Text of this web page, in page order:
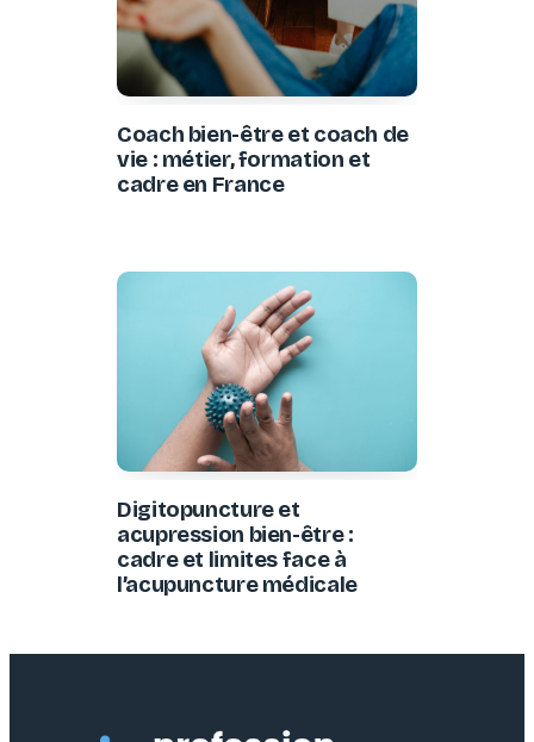
Coach bien-être et coach de
vie : métier, formation et
cadre en France
Digitopuncture et
acupression bien-être :
cadre et limites face à
l’acupuncture médicale